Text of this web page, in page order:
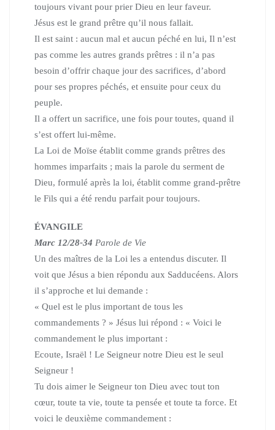
toujours vivant pour prier Dieu en leur faveur.
Jésus est le grand prêtre qu’il nous fallait.
Il est saint : aucun mal et aucun péché en lui, Il n’est
pas comme les autres grands prêtres : il n’a pas
besoin d’offrir chaque jour des sacrifices, d’abord
pour ses propres péchés, et ensuite pour ceux du
peuple.
Il a offert un sacrifice, une fois pour toutes, quand il
s’est offert lui-même.
La Loi de Moïse établit comme grands prêtres des
hommes imparfaits ; mais la parole du serment de
Dieu, formulé après la loi, établit comme grand-prêtre
le Fils qui a été rendu parfait pour toujours.
ÉVANGILE
Marc 12/28-34 Parole de Vie
Un des maîtres de la Loi les a entendus discuter. Il
voit que Jésus a bien répondu aux Sadducéens. Alors
il s’approche et lui demande :
« Quel est le plus important de tous les
commandements ? » Jésus lui répond : « Voici le
commandement le plus important :
Ecoute, Israël ! Le Seigneur notre Dieu est le seul
Seigneur !
Tu dois aimer le Seigneur ton Dieu avec tout ton
cœur, toute ta vie, toute ta pensée et toute ta force. Et
voici le deuxième commandement :